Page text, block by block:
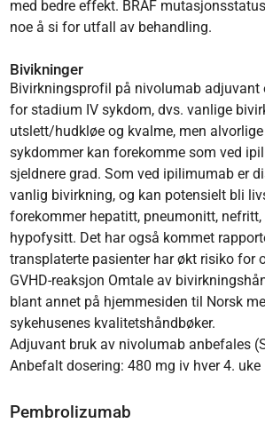
med bedre effekt. BRAF
noe å si for utfall av behandling.
Bivikninger
Bivirkningsprofil på nivolumab adjuvant
for stadium IV sykdom, dvs. vanlige
utslett/hudkløe og kvalme, men
sykdommer kan forekomme som ved
sjeldnere grad. Som ved ipilimumab er
vanlig bivirkning, og kan potensielt bli
forekommer hepatitt, pneumonitt,
hypofysitt. Det har også kommet
transplaterte pasienter har økt risiko for
GVHD-reaksjon Omtale av
blant annet på hjemmesiden til Norsk
sykehusenes kvalitetshåndbøker.
Adjuvant bruk av nivolumab anbefales
Anbefalt dosering: 480 mg iv hver 4. uke
Pembrolizumab